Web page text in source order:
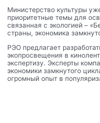
Министерство культуры
приоритетные темы для
связанная с экологией –
страны, экономика
РЭО предлагает
экопросвещения в
экспертизу. Эксперты
экономики замкнутого
огромный опыт в